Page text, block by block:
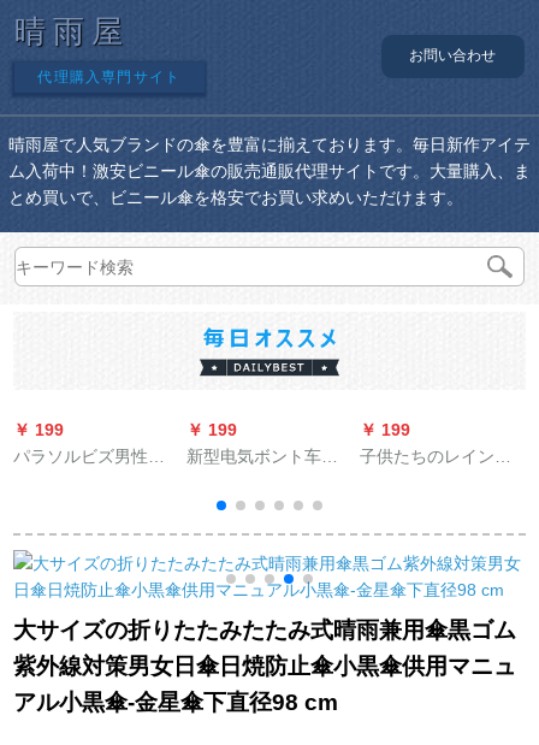
晴雨屋
代理購入専門サイト
お問い合わせ
晴雨屋で人気ブランドの傘を豊富に揃えております。毎日新作アイテ
ム入荷中！激安ビニール傘の販売通販代理サイトです。大量購入、ま
とめ買いで、ビニール傘を格安でお買い求めいただけます。
￥ 199
パラソルビズ男性超
雨兼用傘折りたたみ
たみた傘男女10骨超
大型傘カースマイズ
【10骨ダブル傘】パ
ピル
￥ 199
新型电気ボント车の
ラダイル屋根雨覆い
防风カバーバUV伞ア
プレップAタワーの鉄
骨フレイム黒＋前雨
カーンテン
￥ 199
子供たちのレインコ
ン韓国版幼稚園のラ
ンドレイン付の屋外
ツィン帽子のポント
スMS-808青のXL
大サイズの折りたたみたたみ式晴雨兼用傘黒ゴム
紫外線対策男女日傘日焼防止傘小黒傘供用マニュ
アル小黒傘-金星傘下直径98 cm